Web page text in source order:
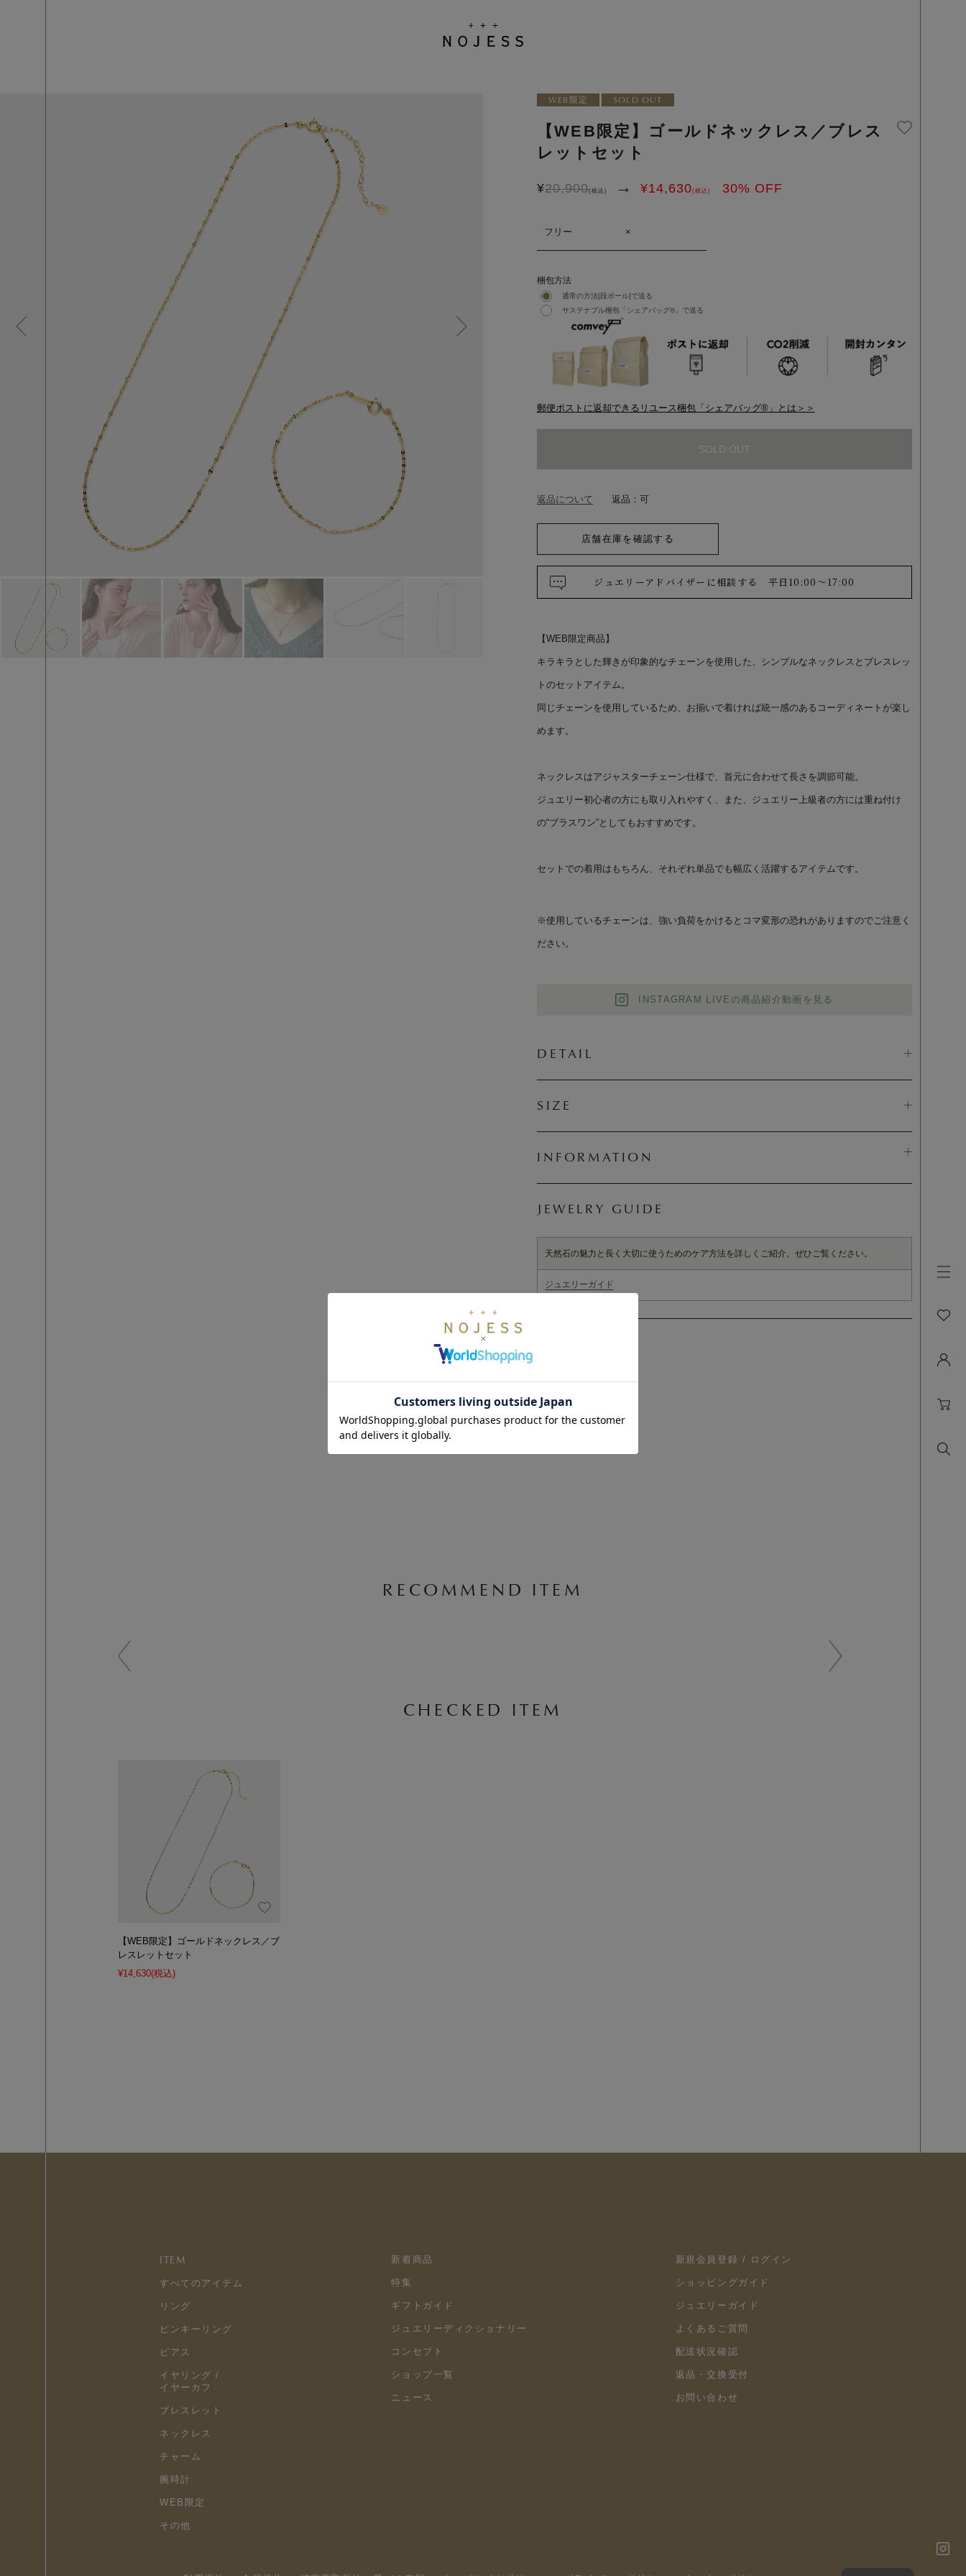
WEB限定 SOLD OUT
【WEB限定】ゴールドネックレス／ブレス
レットセット
¥20,900(税込) → ¥14,630(税込) 30% OFF
フリー ×
梱包方法
通常の方法[段ボール]で送る
サステナブル梱包「シェアバッグ®︎」で送る
郵便ポストに返却できるリユース梱包「シェアバッグ®︎」とは＞＞
SOLD OUT
返品について 返品：可
店舗在庫を確認する
ジュエリーアドバイザーに相談する 平日10:00～17:00
【WEB限定商品】
キラキラとした輝きが印象的なチェーンを使用した、シンプルなネックレスとブレスレッ
トのセットアイテム。
同じチェーンを使用しているため、お揃いで着ければ統一感のあるコーディネートが楽し
めます。
ネックレスはアジャスターチェーン仕様で、首元に合わせて長さを調節可能。
ジュエリー初心者の方にも取り入れやすく、また、ジュエリー上級者の方には重ね付け
の“プラスワン”としてもおすすめです。
セットでの着用はもちろん、それぞれ単品でも幅広く活躍するアイテムです。
※使用しているチェーンは、強い負荷をかけるとコマ変形の恐れがありますのでご注意く
ださい。
INSTAGRAM LIVEの商品紹介動画を見る
DETAIL
SIZE
INFORMATION
JEWELRY GUIDE
天然石の魅力と長く大切に使うためのケア方法を詳しくご紹介。ぜひご覧ください。
ジュエリーガイド
RECOMMEND ITEM
CHECKED ITEM
【WEB限定】ゴールドネックレス／ブ
レスレットセット
¥14,630(税込)
ITEM
すべてのアイテム
リング
ピンキーリング
ピアス
イヤリング /
イヤーカフ
ブレスレット
ネックレス
チャーム
腕時計
WEB限定
その他
新着商品
特集
ギフトガイド
ジュエリーディクショナリー
コンセプト
ショップ一覧
ニュース
新規会員登録 / ログイン
ショッピングガイド
ジュエリーガイド
よくあるご質問
配送状況確認
返品・交換受付
お問い合わせ